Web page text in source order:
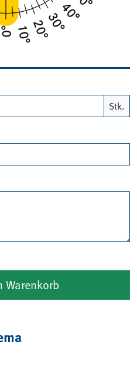
Stk.
Warenkorb